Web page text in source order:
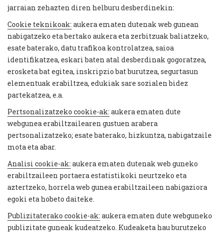
jarraian zehazten diren helburu desberdinekin:
Cookie teknikoak: aukera ematen dutenak web gunean
nabigatzeko eta bertako aukera eta zerbitzuak baliatzeko,
esate baterako, datu trafikoa kontrolatzea, saioa
identifikatzea, eskari baten atal desberdinak gogoratzea,
erosketa bat egitea, inskripzio bat burutzea, segurtasun
elementuak erabiltzea, edukiak sare sozialen bidez
partekatzea, e.a.
Pertsonalizatzeko cookie-ak: aukera ematen dute
webgunea erabiltzailearen gustuen arabera
pertsonalizatzeko; esate baterako, hizkuntza, nabigatzaile
mota eta abar.
Analisi cookie-ak: aukera ematen dutenak web guneko
erabiltzaileen portaera estatistikoki neurtzeko eta
aztertzeko, horrela web gunea erabiltzaileen nabigaziora
egoki eta hobeto daiteke.
Publizitaterako cookie-ak: aukera ematen dute webguneko
publizitate guneak kudeatzeko. Kudeaketa hau burutzeko